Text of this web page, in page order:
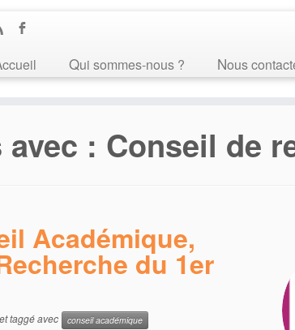
Accueil Qui sommes-nous ? Nous
: Conseil de
Académique,
du 1er
et taggé avec
conseil académique